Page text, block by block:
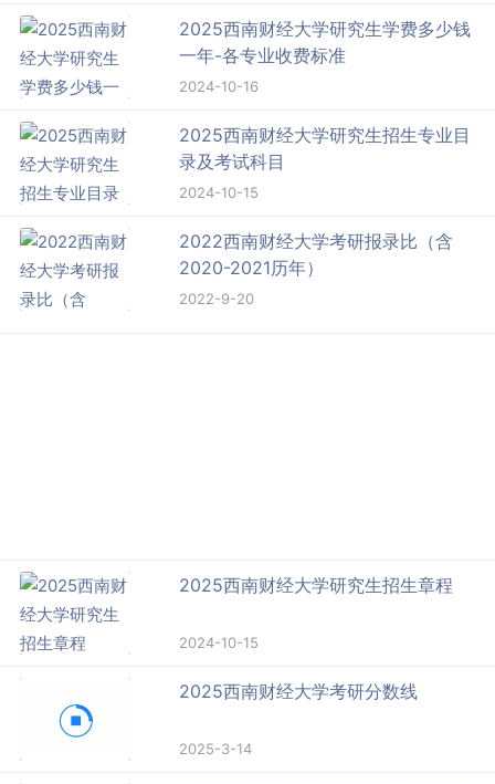
2025西南财经大学研究生学费多少钱
一年-各专业收费标准
2024-10-16
2025西南财经大学研究生招生专业目
录及考试科目
2024-10-15
2022西南财经大学考研报录比（含
2020-2021历年）
2022-9-20
2025西南财经大学研究生招生章程
2024-10-15
2025西南财经大学考研分数线
2025-3-14